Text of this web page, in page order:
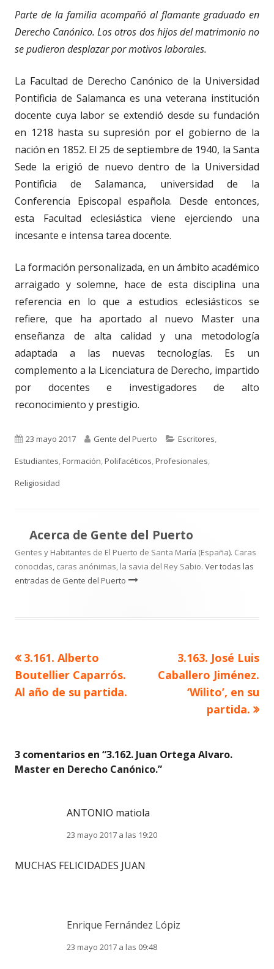
Parte de la familia acompañó al flamante graduado en
Derecho Canónico. Los otros dos hijos del matrimonio no
se pudieron desplazar por motivos laborales.
La Facultad de Derecho Canónico de la Universidad
Pontificia de Salamanca es una veterana institución
docente cuya labor se extendió desde su fundación
en 1218 hasta su supresión por el gobierno de la
nación en 1852. El 25 de septiembre de 1940, la Santa
Sede la erigió de nuevo dentro de la Universidad
Pontificia de Salamanca, universidad de la
Conferencia Episcopal española. Desde entonces,
esta Facultad eclesiástica viene ejerciendo una
incesante e intensa tarea docente.
La formación personalizada, en un ámbito académico
arraigado y solemne, hace de esta disciplina una
referencia en lo que a estudios eclesiásticos se
refiere, que ha aportado al nuevo Master una
enseñanza de alta calidad y una metodología
adaptada a las nuevas tecnologías. Es un
complemento a la Licenciatura de Derecho, impartido
por docentes e investigadores de alto
reconocimiento y prestigio.
Publicado
el
23 mayo 2017 Autor
Gente del Puerto Categorías
Escritores,
Estudiantes,Formación,Polifacéticos,Profesionales,
Religiosidad
Acerca de Gente del Puerto
Gentes y Habitantes de El Puerto de Santa María (España). Caras
conocidas, caras anónimas, la savia del Rey Sabio. Ver todas las
entradas de Gente del Puerto
Navegación
de
Artículo
anterior
3.161. Alberto
Boutellier Caparrós.
Al año de su partida.
Artículo
siguiente
3.163. José Luis
Caballero Jiménez.
‘Wilito’, en su
partida.
3 comentarios en “3.162. Juan Ortega Alvaro.
Master en Derecho Canónico.”
ANTONIO matiola
23 mayo 2017 a las 19:20
MUCHAS FELICIDADES JUAN
Enrique Fernández Lópiz
23 mayo 2017 a las 09:48